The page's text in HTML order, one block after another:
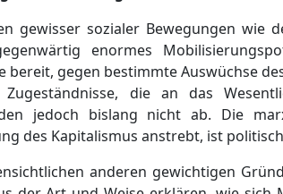
gewisser sozialer Bewegungen wie
enormes
bereit, gegen bestimmte Auswüchse
die an das
jedoch bislang nicht ab. Die
des Kapitalismus anstrebt, ist
anderen gewichtigen